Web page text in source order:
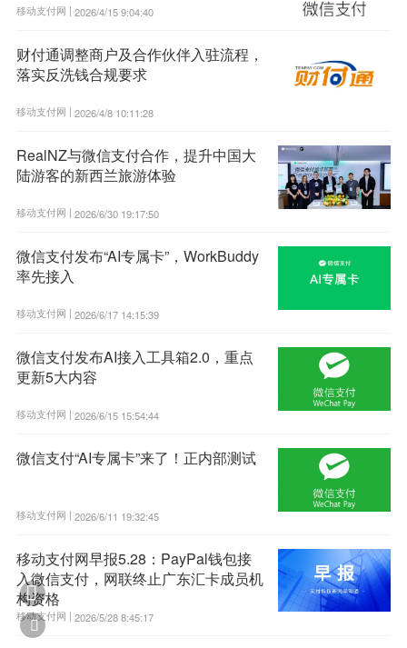
移动支付网 | 2026/4/15 9:04:40
财付通调整商户及合作伙伴入驻流程，
落实反洗钱合规要求
移动支付网 | 2026/4/8 10:11:28
RealNZ与微信支付合作，提升中国大
陆游客的新西兰旅游体验
移动支付网 | 2026/6/30 19:17:50
微信支付发布“AI专属卡”，WorkBuddy
率先接入
移动支付网 | 2026/6/17 14:15:39
微信支付发布AI接入工具箱2.0，重点
更新5大内容
移动支付网 | 2026/6/15 15:54:44
微信支付“AI专属卡”来了！正内部测试
移动支付网 | 2026/6/11 19:32:45
移动支付网早报5.28：PayPal钱包接
入微信支付，网联终止广东汇卡成员机
构资格
移动支付网 | 2026/5/28 8:45:17

